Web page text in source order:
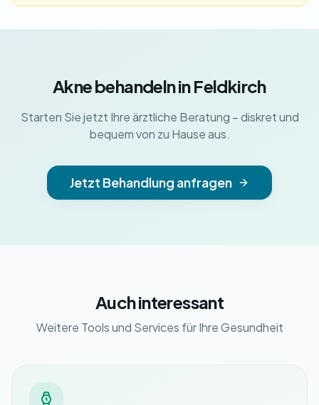
Akne behandeln in Feldkirch
Starten Sie jetzt Ihre ärztliche Beratung – diskret und
bequem von zu Hause aus.
Jetzt Behandlung anfragen
Auch interessant
Weitere Tools und Services für Ihre Gesundheit